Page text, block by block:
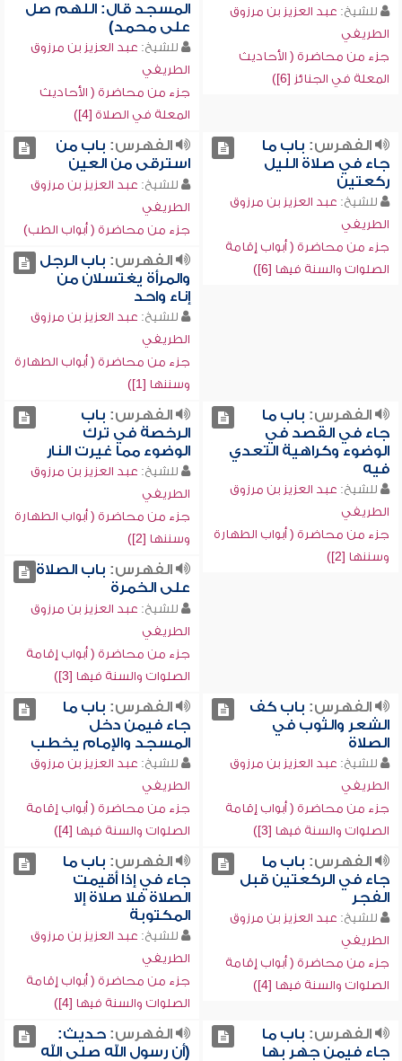
للشيخ: عبد العزيز بن مرزوق
الطريفي
جزء من محاضرة ( الأحاديث
المعلة في الجنائز [6])
المسجد قال: اللهم صل
على محمد)
للشيخ: عبد العزيز بن مرزوق
الطريفي
جزء من محاضرة ( الأحاديث
المعلة في الصلاة [4])
الفهرس: باب ما
جاء في صلاة الليل
ركعتين
للشيخ: عبد العزيز بن مرزوق
الطريفي
جزء من محاضرة ( أبواب إقامة
الصلوات والسنة فيها [6])
الفهرس: باب من
استرقى من العين
للشيخ: عبد العزيز بن مرزوق
الطريفي
جزء من محاضرة ( أبواب الطب)
الفهرس: باب الرجل
والمرأة يغتسلان من
إناء واحد
للشيخ: عبد العزيز بن مرزوق
الطريفي
جزء من محاضرة ( أبواب الطهارة
وسننها [1])
الفهرس: باب ما
جاء في القصد في
الوضوء وكراهية التعدي
فيه
للشيخ: عبد العزيز بن مرزوق
الطريفي
جزء من محاضرة ( أبواب الطهارة
وسننها [2])
الفهرس: باب
الرخصة في ترك
الوضوء مما غيرت النار
للشيخ: عبد العزيز بن مرزوق
الطريفي
جزء من محاضرة ( أبواب الطهارة
وسننها [2])
الفهرس: باب الصلاة
على الخمرة
للشيخ: عبد العزيز بن مرزوق
الطريفي
جزء من محاضرة ( أبواب إقامة
الصلوات والسنة فيها [3])
الفهرس: باب كف
الشعر والثوب في
الصلاة
للشيخ: عبد العزيز بن مرزوق
الطريفي
جزء من محاضرة ( أبواب إقامة
الصلوات والسنة فيها [3])
الفهرس: باب ما
جاء فيمن دخل
المسجد والإمام يخطب
للشيخ: عبد العزيز بن مرزوق
الطريفي
جزء من محاضرة ( أبواب إقامة
الصلوات والسنة فيها [4])
الفهرس: باب ما
جاء في الركعتين قبل
الفجر
للشيخ: عبد العزيز بن مرزوق
الطريفي
جزء من محاضرة ( أبواب إقامة
الصلوات والسنة فيها [4])
الفهرس: باب ما
جاء في إذا أقيمت
الصلاة فلا صلاة إلا
المكتوبة
للشيخ: عبد العزيز بن مرزوق
الطريفي
جزء من محاضرة ( أبواب إقامة
الصلوات والسنة فيها [4])
الفهرس: باب ما
جاء فيمن جهر بها
الفهرس:حديث:
(أن رسول الله صلى الله